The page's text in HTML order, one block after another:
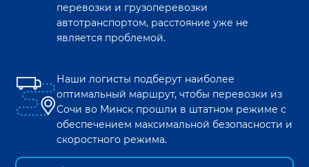
перевозки и грузоперевозки
автотранспортом, расстояние уже не
является проблемой.
Наши логисты подберут наиболее
оптимальный маршрут, чтобы перевозки из
Сочи во Минск прошли в штатном режиме с
обеспечением максимальной безопасности и
скоростного режима.